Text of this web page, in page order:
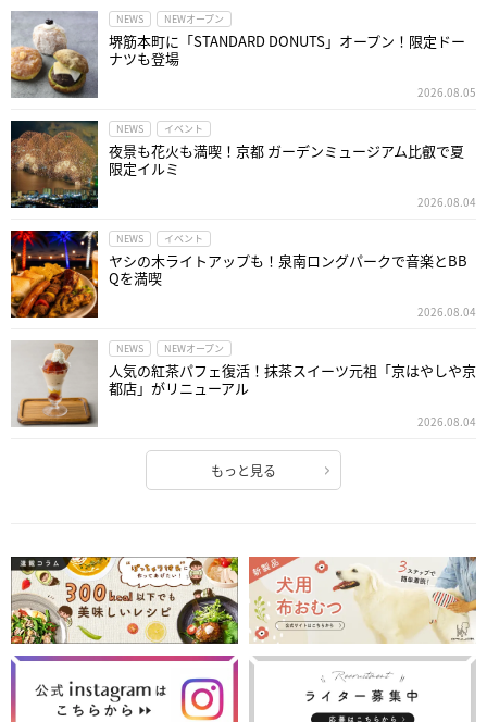
NEWS NEWオープン
堺筋本町に「STANDARD DONUTS」オープン！限定ドー
ナツも登場
2026.08.05
NEWS イベント
夜景も花火も満喫！京都 ガーデンミュージアム比叡で夏
限定イルミ
2026.08.04
NEWS イベント
ヤシの木ライトアップも！泉南ロングパークで音楽とBB
Qを満喫
2026.08.04
NEWS NEWオープン
人気の紅茶パフェ復活！抹茶スイーツ元祖「京はやしや京
都店」がリニューアル
2026.08.04
もっと見る